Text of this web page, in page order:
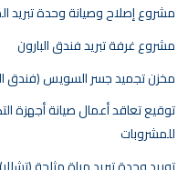
مشروع إصلاح وصيانة وحدة تبريد
مشروع غرفة تبريد فندق البارون
مخزن تجميد جسر السويس (فندق
توقيع تعاقد أعمال صيانة أجهزة
للمشروبات